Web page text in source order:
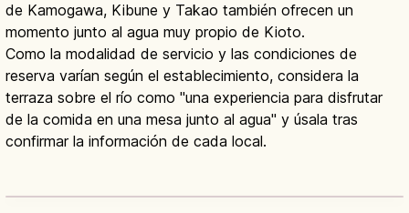
de Kamogawa, Kibune y Takao también ofrecen un
momento junto al agua muy propio de Kioto.
Como la modalidad de servicio y las condiciones de
reserva varían según el establecimiento, considera la
terraza sobre el río como "una experiencia para disfrutar
de la comida en una mesa junto al agua" y úsala tras
confirmar la información de cada local.